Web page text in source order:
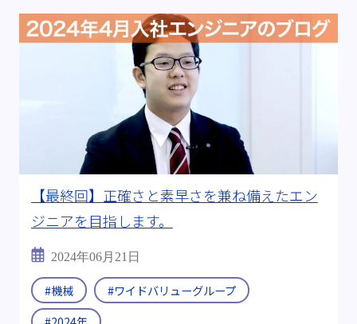
【最終回】正確さと素早さを兼ね備えたエン
ジニアを目指します。
2024年06月21日
#機械
#ワイドバリューグループ